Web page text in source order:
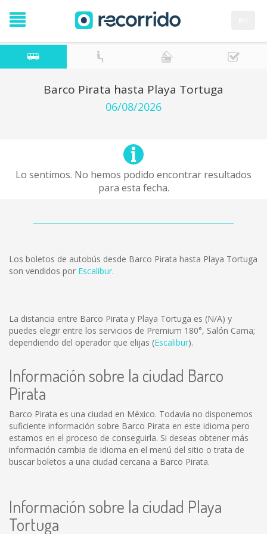
Barco Pirata hasta Playa Tortuga
06/08/2026
Lo sentimos. No hemos podido encontrar resultados
para esta fecha.
Los boletos de autobús desde Barco Pirata hasta Playa Tortuga
son vendidos por Escalibur.
La distancia entre Barco Pirata y Playa Tortuga es (N/A) y
puedes elegir entre los servicios de Premium 180°, Salón Cama;
dependiendo del operador que elijas (Escalibur).
Información sobre la ciudad Barco
Pirata
Barco Pirata es una ciudad en México. Todavía no disponemos
suficiente información sobre Barco Pirata en este idioma pero
estamos en el proceso de conseguirla. Si deseas obtener más
información cambia de idioma en el menú del sitio o trata de
buscar boletos a una ciudad cercana a Barco Pirata.
Información sobre la ciudad Playa
Tortuga